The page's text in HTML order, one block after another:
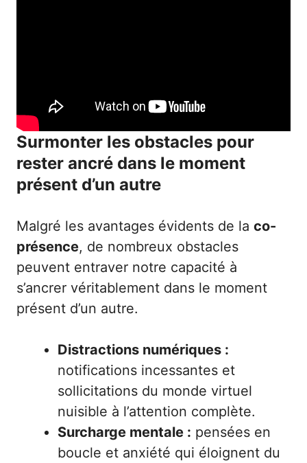
Surmonter les obstacles pour
rester ancré dans le moment
présent d’un autre
Malgré les avantages évidents de la co-
présence, de nombreux obstacles
peuvent entraver notre capacité à
s’ancrer véritablement dans le moment
présent d’un autre.
Distractions numériques :
notifications incessantes et
sollicitations du monde virtuel
nuisible à l’attention complète.
Surcharge mentale : pensées en
boucle et anxiété qui éloignent du